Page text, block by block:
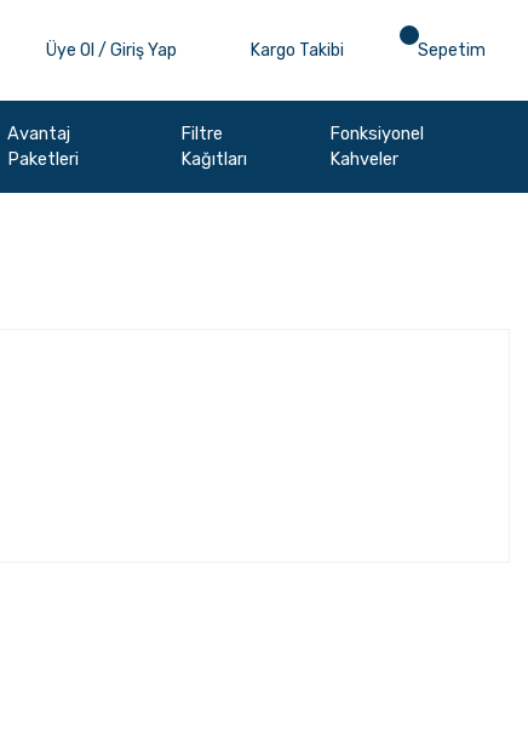
Üye Ol / Giriş Yap Kargo Takibi Sepetim
Avantaj
Paketleri
Filtre
Kağıtları
Fonksiyonel
Kahveler